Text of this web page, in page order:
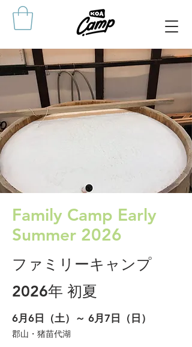
Family Camp Early
Summer 2026
ファミリーキャンプ
2026年 初夏
6月6日（土）～ 6月7日（日）
​郡山・猪苗代湖